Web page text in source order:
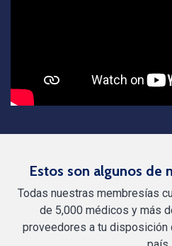
Estos son algunos de
Todas nuestras membresías
de 5,000 médicos y más
proveedores a tu disposición